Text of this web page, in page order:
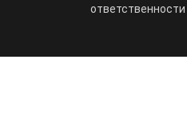
ответственности